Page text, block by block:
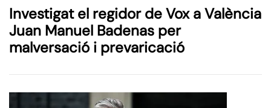
Investigat el regidor de Vox a València
Juan Manuel Badenas per
malversació i prevaricació